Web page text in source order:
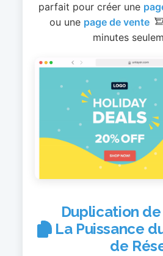
parfait pour créer une
ou une page de vente
minutes
Duplication
La Puissance
de